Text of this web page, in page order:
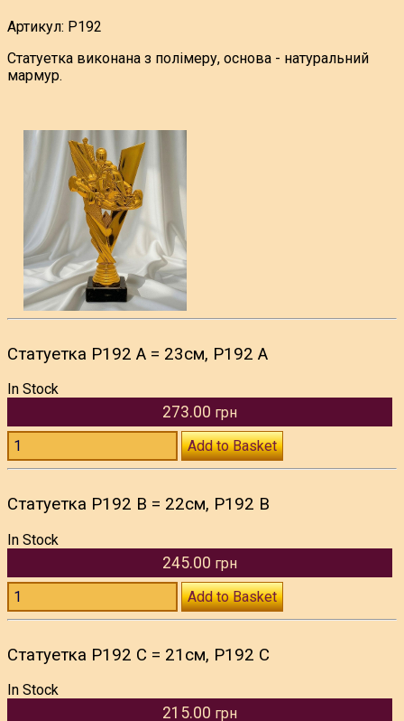
Артикул: P192
Статуетка виконана з полімеру, основа - натуральний
мармур.
Статуетка P192 A = 23см, P192 A
In Stock
273.00 грн
Add to Basket
Статуетка P192 B = 22см, P192 B
In Stock
245.00 грн
Add to Basket
Статуетка P192 C = 21см, P192 C
In Stock
215.00 грн